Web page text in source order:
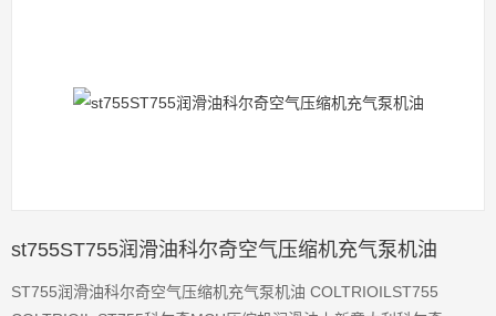
st755ST755润滑油科尔奇空气压缩机充气泵机油
ST755润滑油科尔奇空气压缩机充气泵机油 COLTRIOILST755